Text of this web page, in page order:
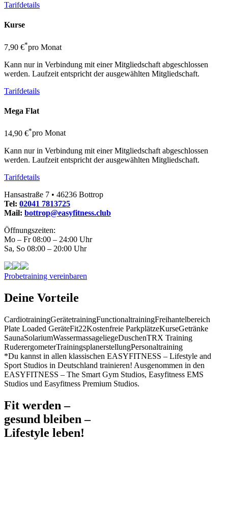
Tarifdetails
Kurse
7,90 €*pro Monat
Kann nur in Verbindung mit einer Mitgliedschaft abgeschlossen
werden. Laufzeit entspricht der ausgewählten Mitgliedschaft.
Tarifdetails
Mega Flat
14,90 €*pro Monat
Kann nur in Verbindung mit einer Mitgliedschaft abgeschlossen
werden. Laufzeit entspricht der ausgewählten Mitgliedschaft.
Tarifdetails
Hansastraße 7 • 46236 Bottrop
Tel: 02041 7813725
Mail: bottrop@easyfitness.club
Öffnungszeiten:
Mo – Fr 08:00 – 24:00 Uhr
Sa, So 08:00 – 20:00 Uhr
Probetraining vereinbaren
Deine Vorteile
CardiotrainingGerätetrainingFunctionaltrainingFreihantelbereich
Plate Loaded GeräteFit22Kostenfreie ParkplätzeKurseGetränke
SaunaSolariumWassermassageliegeDuschenTRX Training
RuderergometerTrainingsplanerstellungPersonaltraining
*Du kannst in allen klassischen EASYFITNESS – Lifestyle and
Sport Studios in Deutschland trainieren! Ausgenommen in den
EASYFITNESS – The Smart Gym Studios, Easyfitness EMS
Studios und Easyfitness Premium Studios.
Fit werden –
gesund bleiben –
Lifestyle leben!